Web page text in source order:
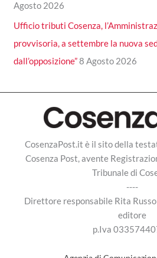
Agosto 2026
Ufficio tributi Cosenza,
provvisoria, a settembre la nuova
dall’opposizione”8 Agosto 2026
CosenzaPost.it è il sito della
Cosenza Post, avente
Tribunale di
----
Direttore responsabile Rita
editore
p.Iva